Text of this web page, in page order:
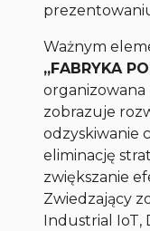
Ważnym
„FABRYKA
organizowana
zobrazuje
odzyskiwanie
eliminację
zwiększanie
Zwiedzający
Industrial IoT,